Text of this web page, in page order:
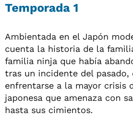
Temporada 1
Ambientada en el Japón
cuenta la historia de la
familia ninja que había
tras un incidente del pasado,
enfrentarse a la mayor crisis
japonesa que amenaza con
hasta sus cimientos.